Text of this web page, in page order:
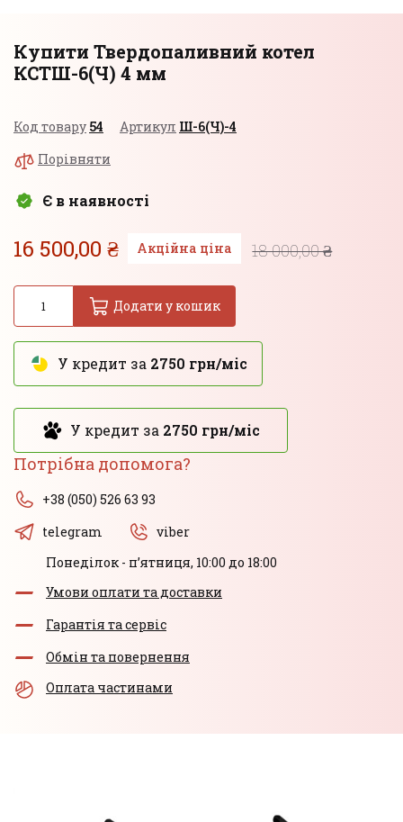
Купити Твердопаливний котел
КСТШ-6(Ч) 4 мм
Код товару 54 Артикул Ш-6(Ч)-4
Порівняти
Є в наявності
16 500,00 ₴ Акційна ціна 18 000,00 ₴
Додати у кошик
У кредит за 2750 грн/міс
У кредит за 2750 грн/міс
Потрібна допомога?
+38 (050) 526 63 93
telegram
viber
Понеділок - пʼятниця, 10:00 до 18:00
Умови оплати та доставки
Гарантія та сервіс
Обмін та повернення
Оплата частинами